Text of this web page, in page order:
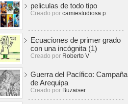
peliculas de todo tipo
Creado por camiestudiosa p
Ecuaciones de primer grado
con una incógnita (1)
Creado por Roberto V
Guerra del Pacífico: Campaña
de Arequipa
Creado por Buzaiser